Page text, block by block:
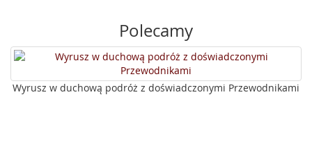
Polecamy
Wyrusz w duchową podróż z doświadczonymi Przewodnikami